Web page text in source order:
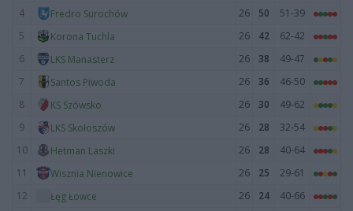
4
Fredro Surochów 26 50
51-39
5
Korona Tuchla 26 42
62-42
6
LKS Manasterz 26 38
49-47
7
Santos Piwoda 26 36
46-50
8
KS Szówsko 26 30
49-62
9
LKS Skołoszów 26 28
32-54
10
Hetman Laszki 26 28
40-64
11
Wisznia Nienowice 26 25
29-61
12
Łęg Łowce 26 24
40-66